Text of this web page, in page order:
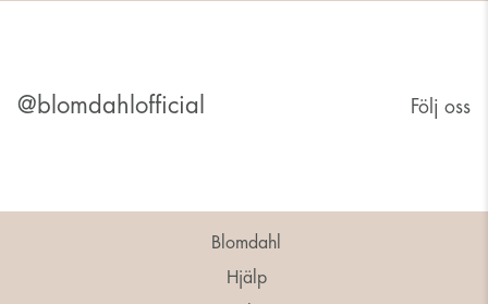
@blomdahlofficial Följ oss
Blomdahl
Hjälp